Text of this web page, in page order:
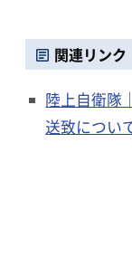
関連リンク
陸上自衛隊
送致につい